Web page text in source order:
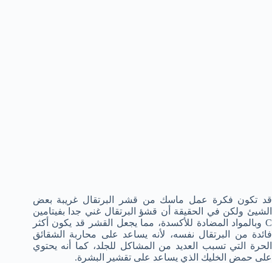
قد تكون فكرة عمل ماسك من قشر البرتقال غريبة بعض
الشيئ ولكن في الحقيقة أن قشؤ البرتقال غني جدا بفيتامين
C وبالمواد المضادة للأكسدة، مما يجعل القشر قد يكون أكثر
فائدة من البرتقال نفسه، لأنه يساعد على محاربة الشقائق
الحرة التي تسبب العديد من المشاكل للجلد، كما أنه يحتوي
على حمض الخليك الذي يساعد على تقشير البشرة.